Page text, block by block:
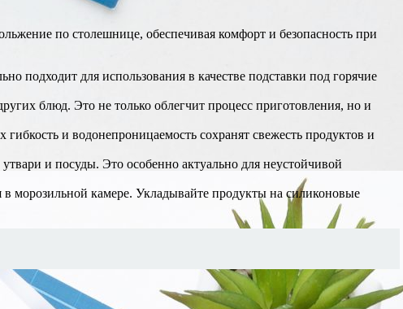
по столешнице, обеспечивая комфорт и безопасность при
подходит для использования в качестве подставки под горячие
блюд. Это не только облегчит процесс приготовления, но и
и водонепроницаемость сохранят свежесть продуктов и
и посуды. Это особенно актуально для неустойчивой
морозильной камере. Укладывайте продукты на силиконовые